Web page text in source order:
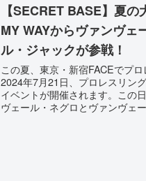
【SECRET BASE】夏
MY WAYからヴァンヴェ
ル・ジャックが参戦！
この夏、東京・新宿FACEでプ
2024年7月21日、プロレスリン
イベントが開催されます。この
ヴェール・ネグロとヴァンヴェ